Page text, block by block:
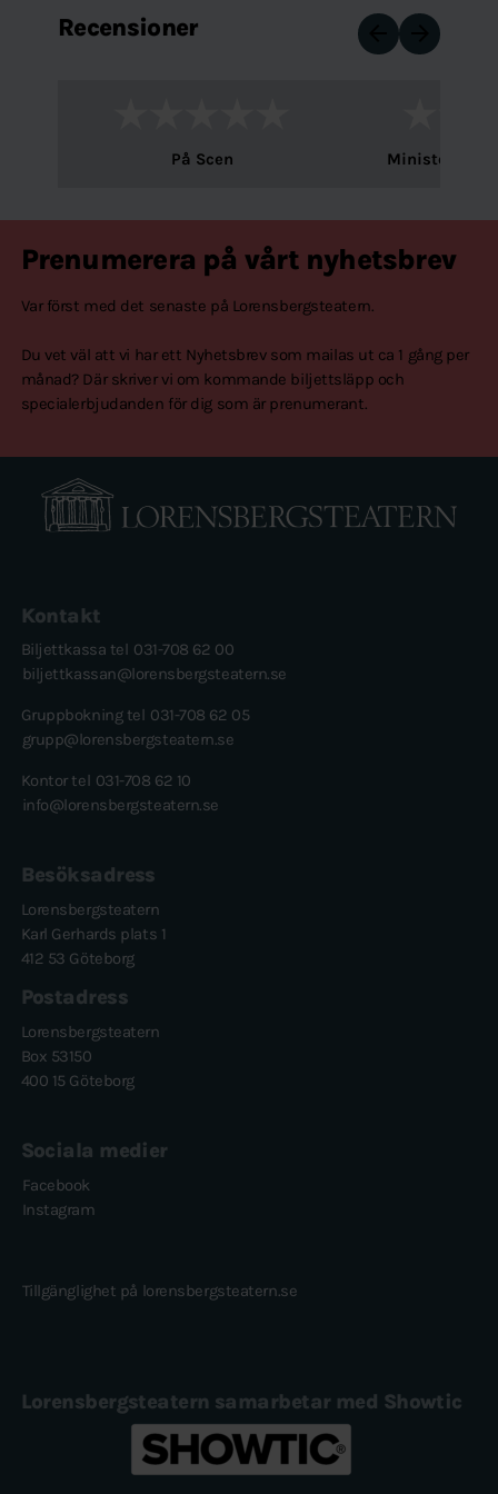
Recensioner
På Scen
Prenumerera på vårt nyhetsbrev
Var först med det senaste på Lorensbergsteatern.
Du vet väl att vi har ett Nyhetsbrev som mailas ut ca 1 gång per
månad? Där skriver vi om kommande biljettsläpp och
specialerbjudanden för dig som är prenumerant.
Kontakt
Biljettkassa tel 031-708 62 00
biljettkassan@lorensbergsteatern.se
Gruppbokning tel 031-708 62 05
grupp@lorensbergsteatern.se
Kontor tel 031-708 62 10
info@lorensbergsteatern.se
Besöksadress
Lorensbergsteatern
Karl Gerhards plats 1
412 53 Göteborg
Postadress
Lorensbergsteatern
Box 53150
400 15 Göteborg
Sociala medier
Facebook
Instagram
Tillgänglighet på lorensbergsteatern.se
Lorensbergsteatern samarbetar med Showtic
Showtic